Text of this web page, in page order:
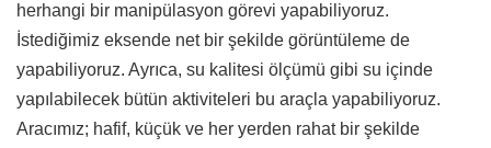
herhangi bir manipülasyon görevi yapabiliyoruz.
İstediğimiz eksende net bir şekilde görüntüleme de
yapabiliyoruz. Ayrıca, su kalitesi ölçümü gibi su içinde
yapılabilecek bütün aktiviteleri bu araçla yapabiliyoruz.
Aracımız; hafif, küçük ve her yerden rahat bir şekilde